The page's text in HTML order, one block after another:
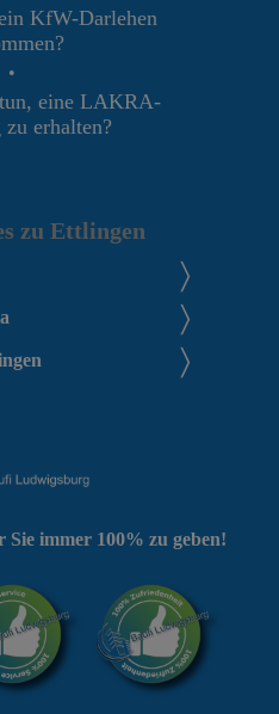
KfW-Darlehen
•
eine LAKRA-
erhalten?
zu Ettlingen
Sie immer 100% zu geben!